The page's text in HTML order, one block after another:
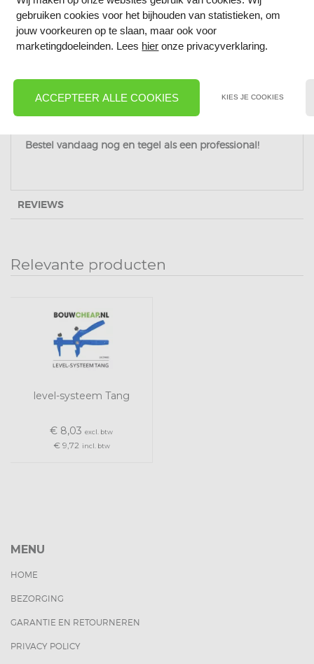
BijBouwCheap.nlkoop jeclips voor levelling systeem
tegen een scherpe prijs. Maak het tegelen eenvoudiger
en bereik een perfect resultaat!
✅Scherpe prijzen
✅Snelle levering
✅Topkwaliteit voor de laagste prijs
Bestel vandaag nog en tegel als een professional!
REVIEWS
Relevante producten
level-systeem Tang
€ 8,03 excl. btw
€ 9,72 incl. btw
MENU
HOME
BEZORGING
GARANTIE EN RETOURNEREN
PRIVACY POLICY
gebruiken cookies voor het bijhouden van statistieken, om
jouw voorkeuren op te slaan, maar ook voor
marketingdoeleinden. Lees hier onze privacyverklaring.
ACCEPTEER ALLE COOKIES KIES JE COOKIES